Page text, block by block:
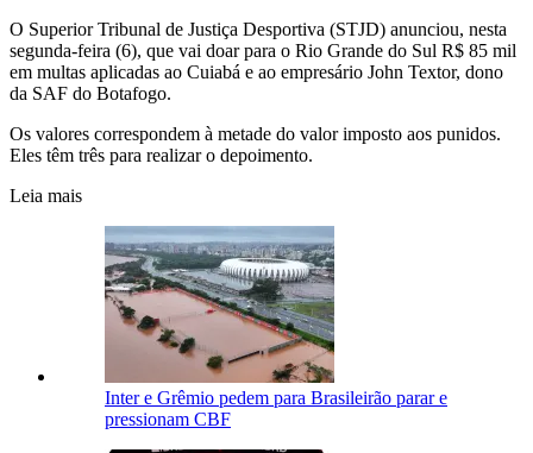
O Superior Tribunal de Justiça Desportiva (STJD) anunciou, nesta
segunda-feira (6), que vai doar para o Rio Grande do Sul R$ 85 mil
em multas aplicadas ao Cuiabá e ao empresário John Textor, dono
da SAF do Botafogo.
Os valores correspondem à metade do valor imposto aos punidos.
Eles têm três para realizar o depoimento.
Leia mais
Inter e Grêmio pedem para Brasileirão parar e
pressionam CBF